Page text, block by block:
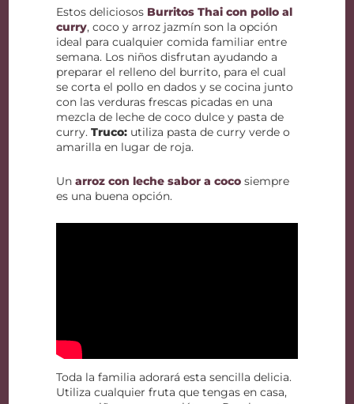
Estos deliciosos Burritos Thai con pollo al
curry, coco y arroz jazmín son la opción
ideal para cualquier comida familiar entre
semana. Los niños disfrutan ayudando a
preparar el relleno del burrito, para el cual
se corta el pollo en dados y se cocina junto
con las verduras frescas picadas en una
mezcla de leche de coco dulce y pasta de
curry.Truco: utiliza pasta de curry verde o
amarilla en lugar de roja.
Unarroz con leche sabor a coco siempre
es una buena opción.
Toda la familia adorará esta sencilla delicia.
Utiliza cualquier fruta que tengas en casa,